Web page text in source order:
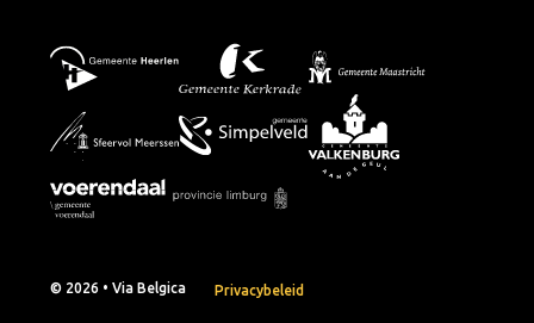
© 2026 • Via Belgica Privacybeleid